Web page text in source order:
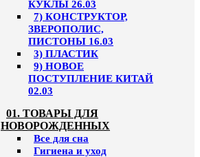
КУКЛЫ 26.03
7) КОНСТРУКТОР,
ЗВЕРОПОЛИС,
ПИСТОНЫ 16.03
3) ПЛАСТИК
9) НОВОЕ
ПОСТУПЛЕНИЕ КИТАЙ
02.03
01. ТОВАРЫ ДЛЯ
НОВОРОЖДЕННЫХ
Все для сна
Гигиена и уход